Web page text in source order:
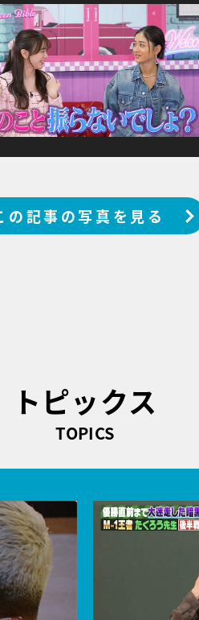
の記事の写真を見る
トピックス
TOPICS